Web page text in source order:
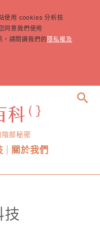
使用 cookies 分析技
同意我們使用
請閱讀我們的隱私權及
部秘密
關於我們
search